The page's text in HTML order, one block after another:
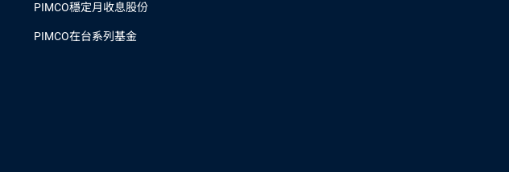
PIMCO穩定月收息股份
PIMCO在台系列基金